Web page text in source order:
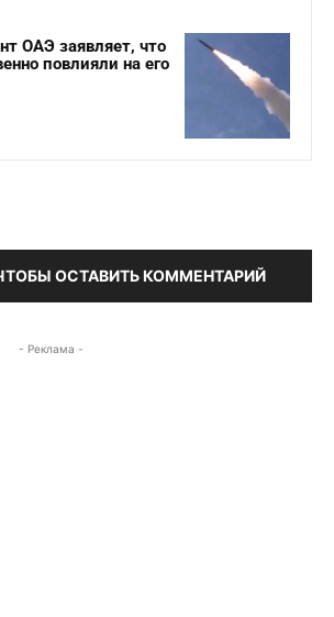
ОАЭ заявляет, что
повлияли на его
ОСТАВИТЬ КОММЕНТАРИЙ
- Реклама -